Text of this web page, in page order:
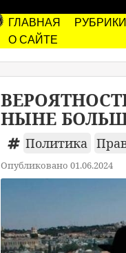
ГЛАВНАЯ
РУБРИКИ
О САЙТЕ
НЫНЕ
Политика
Опубликовано 01.06.2024